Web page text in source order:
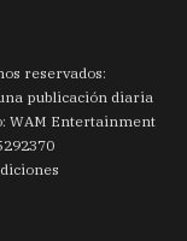
reservados:
publicación diaria
WAM Entertainment